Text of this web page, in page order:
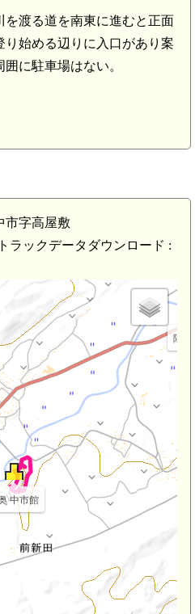
渡る道を南東に進むと正面
始める辺りに入口があり案
に駐車場はない。
市字高屋敷
ラックデータダウンロード :
中市館
陸奥